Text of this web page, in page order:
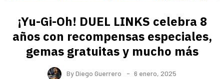
¡Yu-Gi-Oh! DUEL LINKS celebra 8
años con recompensas especiales,
gemas gratuitas y mucho más
ByDiego Guerrero 6 enero, 2025